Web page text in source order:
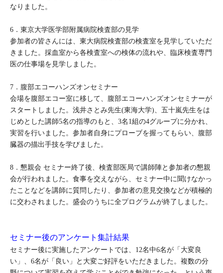
なりました。
6．東京大学医学部附属病院検査部の見学
参加者の皆さんには、東大病院検査部の検査室を見学していただ
きました。採血室から各検査室への検体の流れや、臨床検査専門
医の仕事場を見学しました。
7．腹部エコーハンズオンセミナー
会場を腹部エコー室に移して、腹部エコーハンズオンセミナーが
スタートしました。浅井さとみ先生(東海大学)、五十嵐先生をは
じめとした講師5名の指導のもと、3名1組の4グループに分かれ、
実習を行いました。参加者自身にプローブを握ってもらい、腹部
臓器の描出手技を学びました。
8．懇親会 セミナー終了後、検査部医局で講師陣と参加者の懇親
会が行われました。食事を交えながら、セミナー中に聞けなかっ
たことなどを講師に質問したり、参加者の意見交換などが積極的
に交わされました。盛会のうちに全プログラムが終了しました。
セミナー後のアンケート集計結果
セミナー後に実施したアンケートでは、12名中6名が「大変良
い」、6名が「良い」と大変ご好評をいただきました。複数の分